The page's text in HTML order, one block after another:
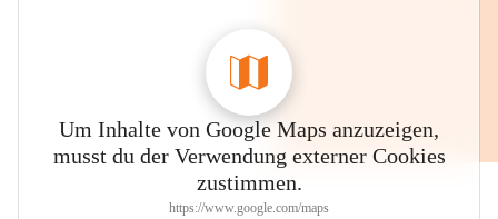
Um Inhalte von Google Maps anzuzeigen,
musst du der Verwendung externer Cookies
zustimmen.
https://www.google.com/maps